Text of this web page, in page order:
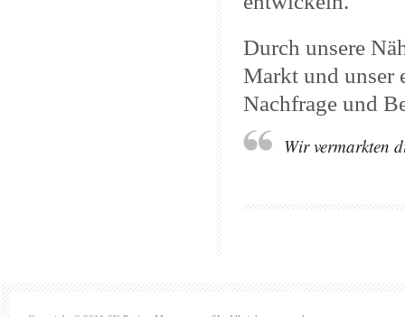
Durch unsere
Markt und unser
Nachfrage und
Wir vermarkten